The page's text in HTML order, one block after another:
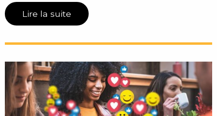
Lire la suite